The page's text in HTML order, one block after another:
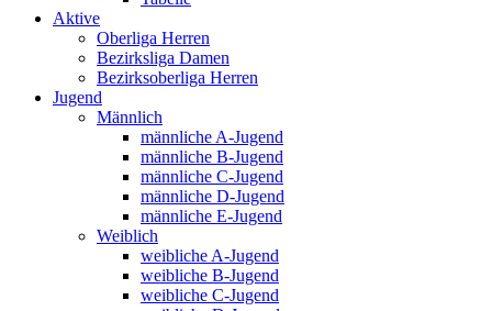
Aktive
Oberliga Herren
Bezirksliga Damen
Bezirksoberliga Herren
Jugend
Männlich
männliche A-Jugend
männliche B-Jugend
männliche C-Jugend
männliche D-Jugend
männliche E-Jugend
Weiblich
weibliche A-Jugend
weibliche B-Jugend
weibliche C-Jugend